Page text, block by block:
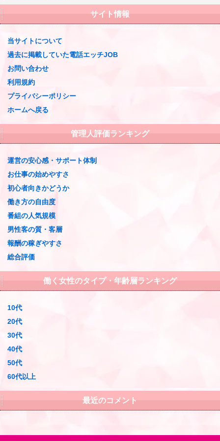
サイト情報
当サイトについて
過去に掲載していた電話エッチJOB
お問い合わせ
利用規約
プライバシーポリシー
ホームへ戻る
管理人評価ランキング
運営の安心感・サポート体制
お仕事の始めやすさ
初心者向きかどうか
働き方の自由度
番組の人気規模
男性客の質・客層
報酬の稼ぎやすさ
総合評価
働く女性のタイプ・年齢層ランキング
10代
20代
30代
40代
50代
60代以上
最近のコメント